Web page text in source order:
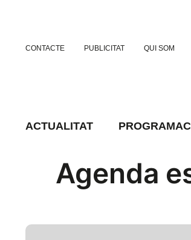
CONTACTE PUBLICITAT QUI SOM
ACTUALITAT
Agenda